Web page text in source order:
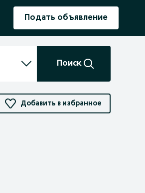
Подать объявление
Поиск
Добавить в избранное